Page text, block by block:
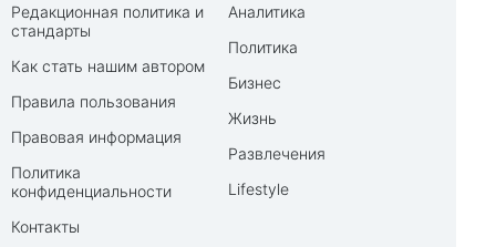
Редакционная политика и
стандарты
Как стать нашим автором
Правила пользования
Правовая информация
Политика
конфиденциальности
Контакты
Аналитика
Политика
Бизнес
Жизнь
Развлечения
Lifestyle